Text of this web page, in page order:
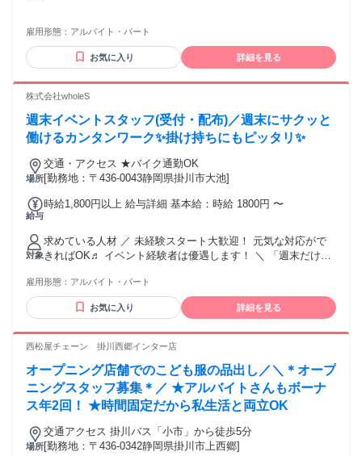
雇用形態： アルバイト・パート
お気に入り 詳細を見る
株式会社wholeS
週末イベントスタッフ(受付・配布)／週末にサクッと
働けるカンタンワーク✨掛け持ちにもピッタリ✨
場所
交通・アクセス ★バイク通勤OK
[勤務地：〒436-0043静岡県掛川市大池]
給与
時給1,800円以上 給与詳細 基本給：時給 1800円 〜
対象
求めている人材 ／ 未経験スタート大歓迎！ 元気な対応がで
きればOK♬ イベント経験者は優遇します！ ＼ 「週末だけサ
ど…その希望を叶えます✨ 【こんな方にピッタリ！】 ✋子ど
もと関わるのが好きな方 ✋人と話すことが苦にならない方 ✋
イベント系の仕事に興味がある方 ✋週末だけ働きたいWワー
売の経験を活かしたい方 ✋同年代の友達をつくりたい方 当て
★主婦・主夫歓迎 ★ブランクOK ★扶養内勤務OK ★長期歓迎
★学歴不問 ★転勤なし ★友達と応募OK ✅活かせる経験・ス
キルなど ￣￣￣￣￣￣￣￣￣￣￣￣￣￣ イベントスタッフ／
イベント運営 受付スタッフ／案内スタッフ サンプリング／テ
ィッシュ配り ノベルティ配布／PRスタッフ キャンペーンス
タッフ／販促イベント ショッピングモール／家電量販店 接客
雇用形態： アルバイト・パート
お気に入り 詳細を見る
西松屋チェーン 掛川西郷インター店
オープニング店舗でのこども服の品出し／＼＊オープ
ニングスタッフ募集＊／ ★アルバイトさんもボーナ
ス年2回！ ★時間固定だから私生活と両立OK
場所
交通アクセス 掛川バス「小市」から徒歩5分
[勤務地：〒436-0342静岡県掛川市上西郷]